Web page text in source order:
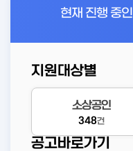
현재 진행 중인
지원대상별
소상공인
348건
공고바로가기